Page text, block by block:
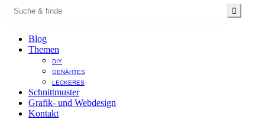
Blog
Themen
DIY
GENÄHTES
LECKERES
Schnittmuster
Grafik- und Webdesign
Kontakt